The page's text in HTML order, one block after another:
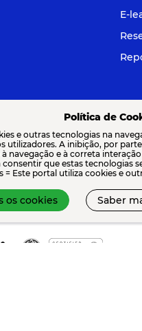
E-
Política de
e outras tecnologias na
utilizadores. A inibição, por
navegação e à correta
que estas tecnologias
= Este portal utiliza cookies e
os cookies Saber